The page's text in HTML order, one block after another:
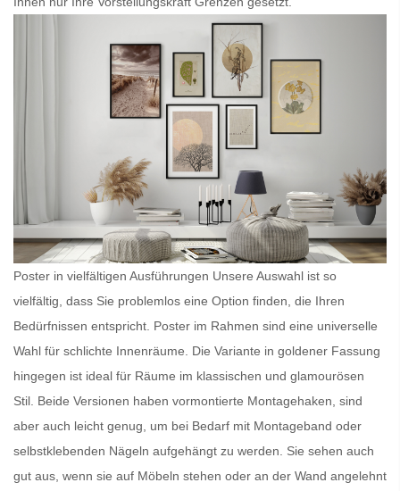
Poster in vielfältigen Ausführungen Unsere Auswahl ist so
vielfältig, dass Sie problemlos eine Option finden, die Ihren
Bedürfnissen entspricht. Poster im Rahmen sind eine universelle
Wahl für schlichte Innenräume. Die Variante in goldener Fassung
hingegen ist ideal für Räume im klassischen und glamourösen
Stil. Beide Versionen haben vormontierte Montagehaken, sind
aber auch leicht genug, um bei Bedarf mit Montageband oder
selbstklebenden Nägeln aufgehängt zu werden. Sie sehen auch
gut aus, wenn sie auf Möbeln stehen oder an der Wand angelehnt